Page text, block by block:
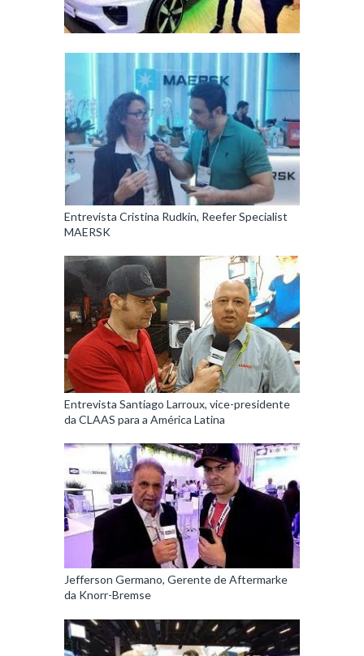
Entrevista Cristina Rudkin, Reefer Specialist
MAERSK
Entrevista Santiago Larroux, vice-presidente
da CLAAS para a América Latina
Jefferson Germano, Gerente de Aftermarke
da Knorr-Bremse